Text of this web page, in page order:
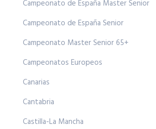
Campeonato de España Master Senior
Campeonato de España Senior
Campeonato Master Senior 65+
Campeonatos Europeos
Canarias
Cantabria
Castilla-La Mancha